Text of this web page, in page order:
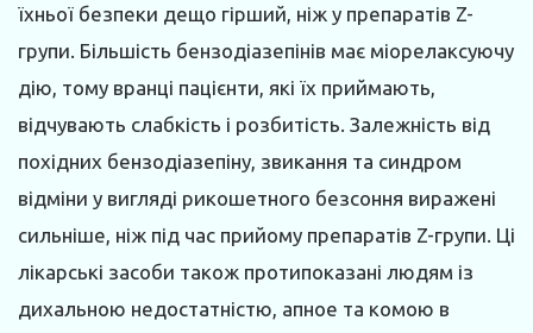
їхньої безпеки дещо гірший, ніж у препаратів Z-
групи. Більшість бензодіазепінів має міорелаксуючу
дію, тому вранці пацієнти, які їх приймають,
відчувають слабкість і розбитість. Залежність від
похідних бензодіазепіну, звикання та синдром
відміни у вигляді рикошетного безсоння виражені
сильніше, ніж під час прийому препаратів Z-групи. Ці
лікарські засоби також протипоказані людям із
дихальною недостатністю, апное та комою в